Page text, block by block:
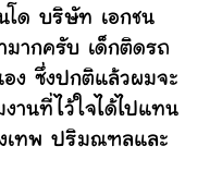
โด บริษัท เอกชน
มากครับ เด็กติดรถ
ง ซึ่งปกติแล้วผมจะ
านที่ไว้ใจได้ไปแทน
เทพ ปริมณฑลและ